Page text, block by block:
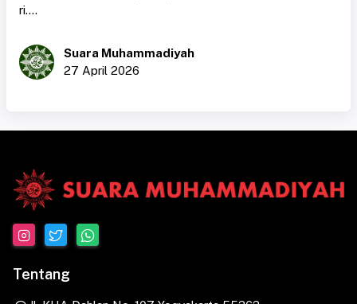
ri....
Suara Muhammadiyah
27 April 2026
Tentang